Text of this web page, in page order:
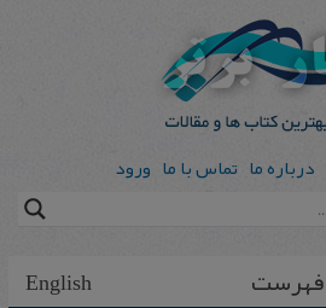
درباره ما تماس با ما ورود
English فهرست